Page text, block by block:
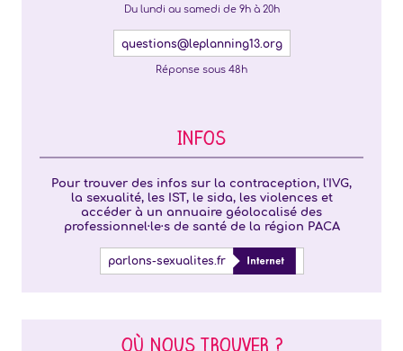
Du lundi au samedi de 9h à 20h
questions@leplanning13.org
Réponse sous 48h
INFOS
Pour trouver des infos sur la contraception, l'IVG,
la sexualité, les IST, le sida, les violences et
accéder à un annuaire géolocalisé des
professionnel·le·s de santé de la région PACA
parlons-sexualites.fr